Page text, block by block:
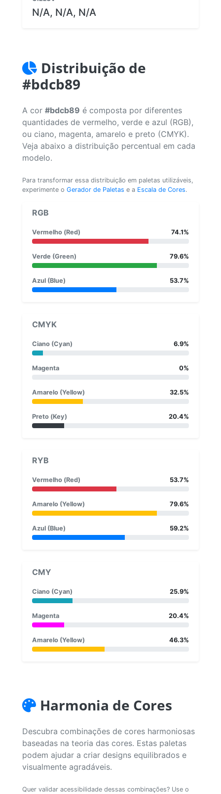
N/A, N/A, N/A
Distribuição de
#bdcb89
A cor #bdcb89 é composta por diferentes
quantidades de vermelho, verde e azul (RGB),
ou ciano, magenta, amarelo e preto (CMYK).
Veja abaixo a distribuição percentual em cada
modelo.
Para transformar essa distribuição em paletas utilizáveis,
experimente o Gerador de Paletas e a Escala de Cores.
RGB
Vermelho (Red) 74.1%
Verde (Green) 79.6%
Azul (Blue) 53.7%
CMYK
Ciano (Cyan) 6.9%
Magenta 0%
Amarelo (Yellow) 32.5%
Preto (Key) 20.4%
RYB
Vermelho (Red) 53.7%
Amarelo (Yellow) 79.6%
Azul (Blue) 59.2%
CMY
Ciano (Cyan) 25.9%
Magenta 20.4%
Amarelo (Yellow) 46.3%
Harmonia de Cores
Descubra combinações de cores harmoniosas
baseadas na teoria das cores. Estas paletas
podem ajudar a criar designs equilibrados e
visualmente agradáveis.
Quer validar acessibilidade dessas combinações? Use o